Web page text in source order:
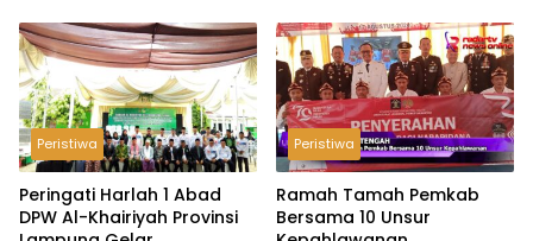
Peristiwa
Peringati Harlah 1 Abad
DPW Al-Khairiyah Provinsi
Peristiwa
Ramah Tamah Pemkab
Bersama 10 Unsur